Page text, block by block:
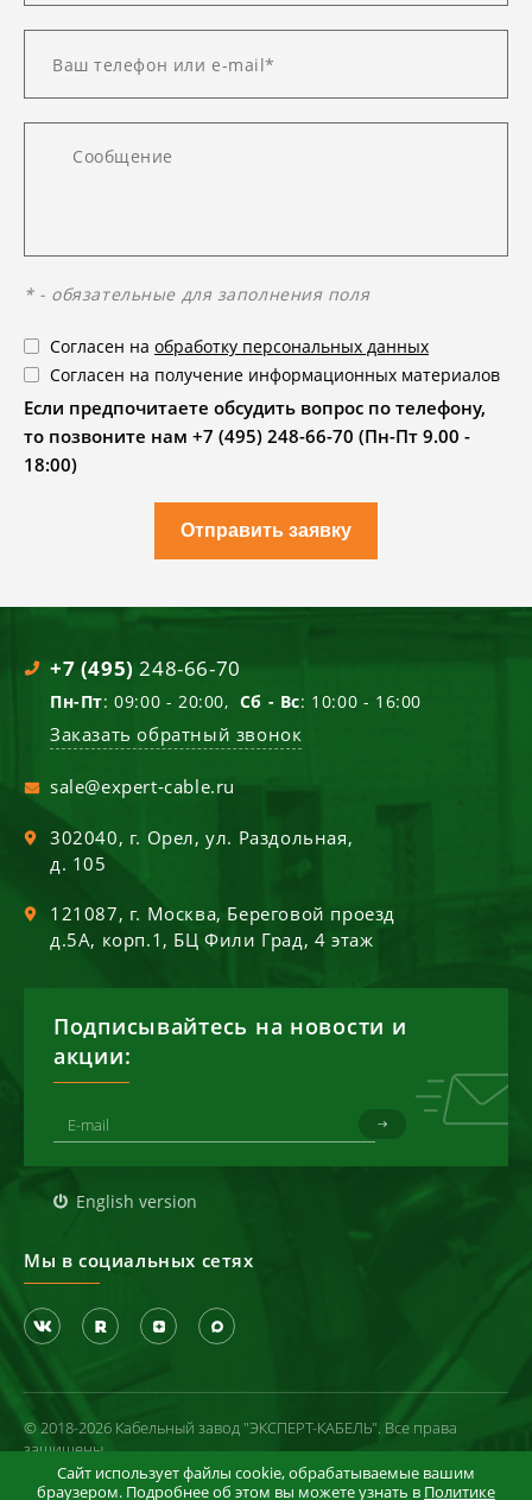
* - обязательные для заполнения поля
Согласен на обработку персональных данных
Согласен на получение информационных материалов
Если предпочитаете обсудить вопрос по телефону,
то позвоните нам +7 (495) 248-66-70 (Пн-Пт 9.00 -
18:00)
Отправить заявку
+7 (495) 248-66-70
Пн-Пт: 09:00 - 20:00, Сб - Вс: 10:00 - 16:00
Заказать обратный звонок
sale@expert-cable.ru
302040, г. Орел,ул. Раздольная,
д. 105
121087, г. Москва, Береговой проезд
д.5А, корп.1, БЦ Фили Град, 4 этаж
Подписывайтесь на новости и
акции:
English version
Мы в социальных сетях
© 2018-2026 Кабельный завод "ЭКСПЕРТ-КАБЕЛЬ". Все права
защищены
Политика конфиденциальности
Сайт использует файлы cookie, обрабатываемые вашим
браузером. Подробнее об этом вы можете узнать в Политике